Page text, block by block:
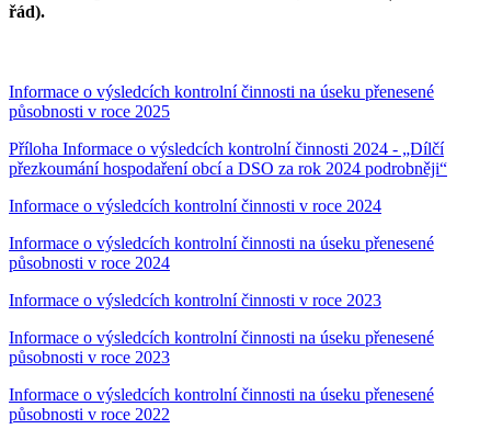
řád).
Informace o výsledcích kontrolní činnosti na úseku přenesené
působnosti v roce 2025
Příloha Informace o výsledcích kontrolní činnosti 2024 - „Dílčí
přezkoumání hospodaření obcí a DSO za rok 2024 podrobněji“
Informace o výsledcích kontrolní činnosti v roce 2024
Informace o výsledcích kontrolní činnosti na úseku přenesené
působnosti v roce 2024
Informace o výsledcích kontrolní činnosti v roce 2023
Informace o výsledcích kontrolní činnosti na úseku přenesené
působnosti v roce 2023
Informace o výsledcích kontrolní činnosti na úseku přenesené
působnosti v roce 2022